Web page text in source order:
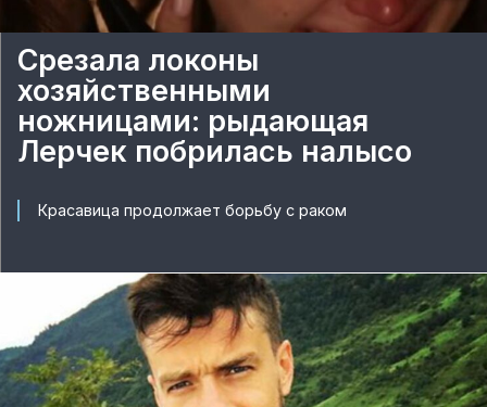
Срезала локоны
хозяйственными
ножницами: рыдающая
Лерчек побрилась налысо
Красавица продолжает борьбу с раком